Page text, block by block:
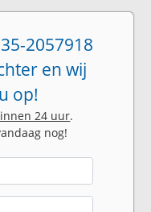
2057918
en wij
op!
24 uur.
nog!